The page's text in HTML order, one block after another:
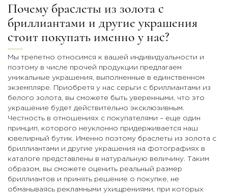
Почему браслеты из золота с
бриллиантами и другие украшения
стоит покупать именно у нас?
Мы трепетно относимся к вашей индивидуальности и
поэтому в числе прочей продукции предлагаем
уникальные украшения, выполненные в единственном
экземпляре. Приобретя у нас серьги с бриллиантами из
белого золота, вы сможете быть уверенными, что это
украшение будет действительно эксклюзивным.
Честность в отношениях с покупателями – еще один
принцип, которого неуклонно придерживается наш
ювелирный бутик. Именно поэтому браслеты из золота с
бриллиантами и другие украшения на фотографиях в
каталоге представлены в натуральную величину. Таким
образом, вы сможете оценить реальный размер
бриллиантов и принять решение о покупке, не
обманываясь рекламными ухищрениями, при которых